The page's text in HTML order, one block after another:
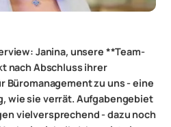
Janina, unsere **Team-
nach Abschluss ihrer
Büromanagement zu uns - eine
wie sie verrät. Aufgabengebiet
vielversprechend - dazu noch